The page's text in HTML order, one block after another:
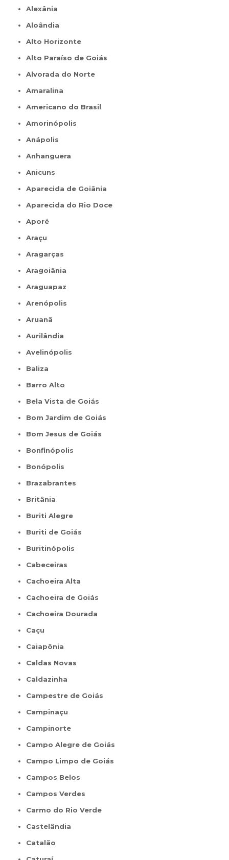
Alexânia
Aloândia
Alto Horizonte
Alto Paraíso de Goiás
Alvorada do Norte
Amaralina
Americano do Brasil
Amorinópolis
Anápolis
Anhanguera
Anicuns
Aparecida de Goiânia
Aparecida do Rio Doce
Aporé
Araçu
Aragarças
Aragoiânia
Araguapaz
Arenópolis
Aruanã
Aurilândia
Avelinópolis
Baliza
Barro Alto
Bela Vista de Goiás
Bom Jardim de Goiás
Bom Jesus de Goiás
Bonfinópolis
Bonópolis
Brazabrantes
Britânia
Buriti Alegre
Buriti de Goiás
Buritinópolis
Cabeceiras
Cachoeira Alta
Cachoeira de Goiás
Cachoeira Dourada
Caçu
Caiapônia
Caldas Novas
Caldazinha
Campestre de Goiás
Campinaçu
Campinorte
Campo Alegre de Goiás
Campo Limpo de Goiás
Campos Belos
Campos Verdes
Carmo do Rio Verde
Castelândia
Catalão